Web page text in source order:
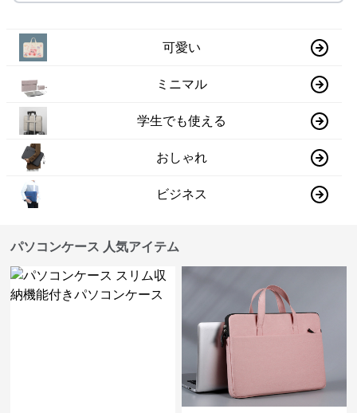
可愛い
ミニマル
学生でも使える
おしゃれ
ビジネス
パソコンケース 人気アイテム